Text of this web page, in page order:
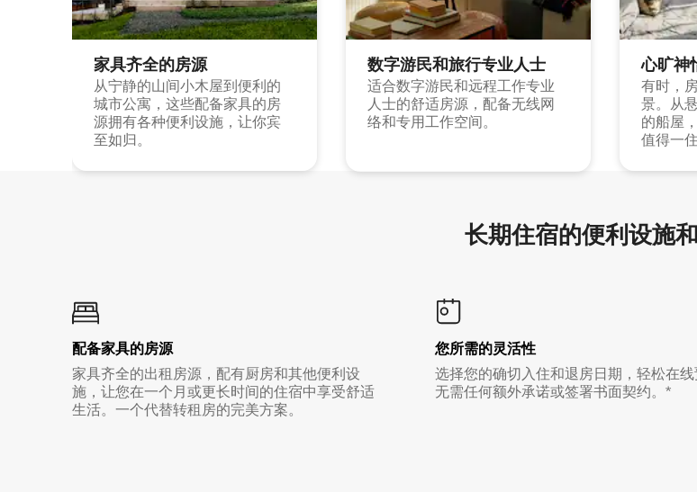
家具齐全的房源
从宁静的山间小木屋到便利的
城市公寓，这些配备家具的房
源拥有各种便利设施，让你宾
至如归。
数字游民和旅行专业人士
适合数字游民和远程工作专业
人士的舒适房源，配备无线网
络和专用工作空间。
心旷神
有时，
景。从
的船屋
值得一住
长期住宿的便利设施
配备家具的房源
家具齐全的出租房源，配有厨房和其他便利设
施，让您在一个月或更长时间的住宿中享受舒适
生活。一个代替转租房的完美方案。
您所需的灵活性
选择您的确切入住和退房日期，轻松在线
无需任何额外承诺或签署书面契约。*